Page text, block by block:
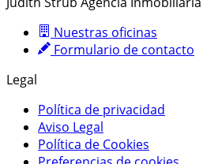
Nuestras oficinas
Formulario de contacto
Legal
Política de privacidad
Aviso Legal
Política de Cookies